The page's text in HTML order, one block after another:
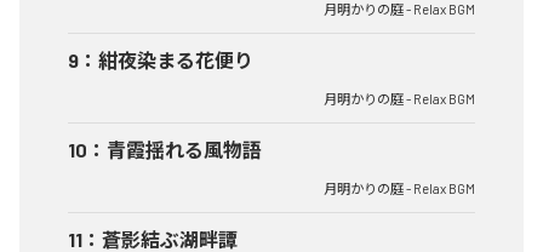
月明かりの庭 - Relax BGM
9 ： 紺夜染まる花便り
月明かりの庭 - Relax BGM
10 ： 青霞揺れる風物語
月明かりの庭 - Relax BGM
11 ： 蒼影結ぶ湖畔譚